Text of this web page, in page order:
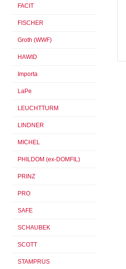
FACIT
FISCHER
Groth (WWF)
HAWID
Importa
LaPe
LEUCHTTURM
LINDNER
MICHEL
PHILDOM (ex-DOMFIL)
PRINZ
PRO
SAFE
SCHAUBEK
SCOTT
STAMPRUS